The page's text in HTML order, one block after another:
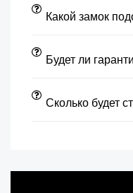
Какой замок
Будет ли
Сколько будет